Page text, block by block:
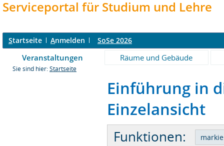
Serviceportal für Studium und Lehre
Startseite Anmelden SoSe 2026
Veranstaltungen Räume und Gebäude
Sie sind hier: Startseite
Einführung in
Einzelansicht
Funktionen: